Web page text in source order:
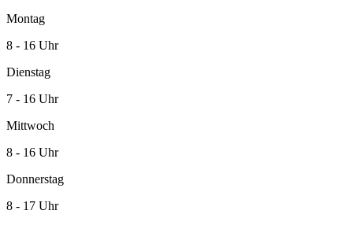
Montag
8 - 16 Uhr
Dienstag
7 - 16 Uhr
Mittwoch
8 - 16 Uhr
Donnerstag
8 - 17 Uhr